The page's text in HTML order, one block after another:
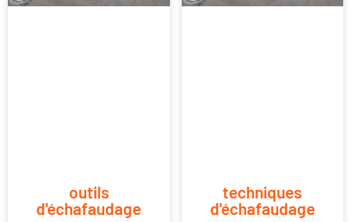
outils
d'échafaudage
techniques
d'échafaudage